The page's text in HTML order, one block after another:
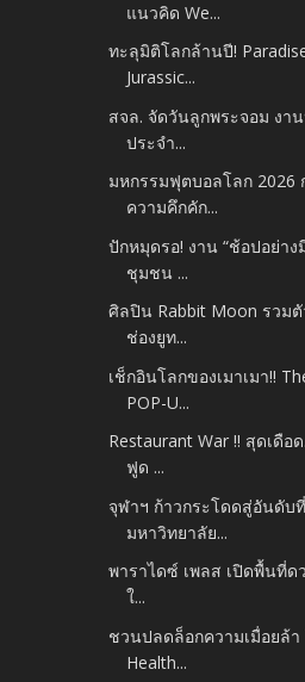
แนวคิด We...
ทะลุมิติโลกล้านปี!
Jurassic...
สจล. จัดวันลูกพระจอม งา
ประจำ...
มหกรรมฟุตบอลโลก 2026
ความคึกคัก...
ปักหมุดรอ! งาน “ช้อปอย่าง
ชุมชน ...
ศิลปิน Rabbit Moon รวม
ช่องยูท...
เช็กอินโลกของเมาเมา!!
POP-U...
Restaurant War !! สุดเดือ
ฟูด ...
จุฬาฯ ก้าวกระโดดสู่อันดับ
มหาวิทยาลัย...
พาราไดซ์ เพลส เปิดพื้นที่
ใ...
ชวนปลดล็อกความเมื่อยล้า
Health...